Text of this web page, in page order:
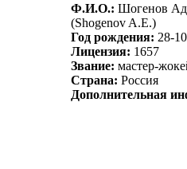
Ф.И.О.: Шoгенoв
(Shogenov A.E.)
Год рождения: 28-
Лицензия: 1657
Звание: мастер-
Страна: Россия
Дополнительная